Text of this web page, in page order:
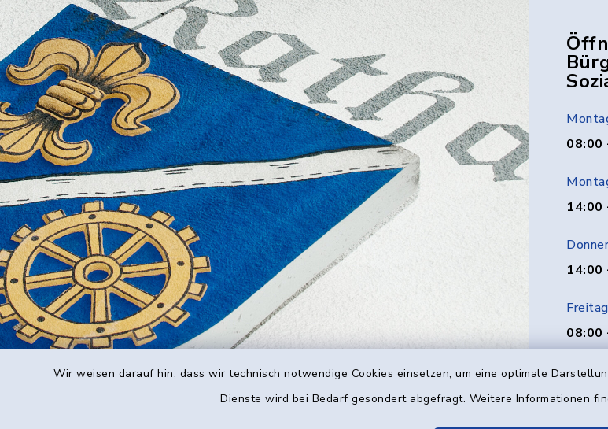
Wir weisen darauf hin, dass wir technisch notwendige Cookies einsetzen, um eine optimale
Dienste wird bei Bedarf gesondert abgefragt. Weitere Informationen
08:00
14:00
14:00
Freitag
08:00